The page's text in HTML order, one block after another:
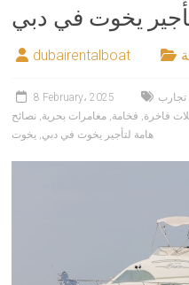
يخوت في دبي
dubairentalboat
8 February، 2025
تجارب
فاخرة, فخامة, مغامرات بحرية, نصائح
هامة لتأجير يخوت في دبي, يخوت